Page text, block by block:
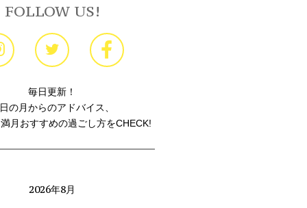
FOLLOW US!
毎日更新！
の月からのアドバイス、
月おすすめの過ごし方をCHECK!
2026年8月